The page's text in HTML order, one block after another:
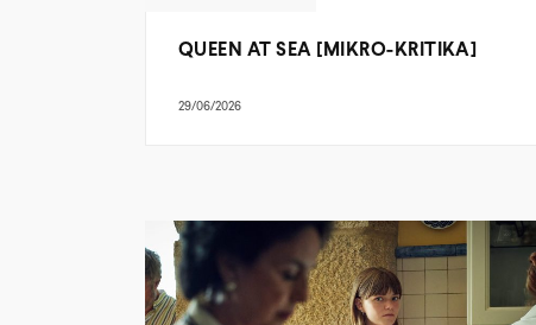
QUEEN AT SEA [MIKRO-KRITIKA]
29/06/2026